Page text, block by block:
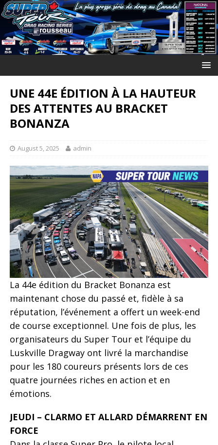
UNE 44E ÉDITION À LA HAUTEUR
DES ATTENTES AU BRACKET
BONANZA
August 5, 2025 admin
La 44e édition du Bracket Bonanza est
maintenant chose du passé et, fidèle à sa
réputation, l’événement a offert un week-end
de course exceptionnel. Une fois de plus, les
organisateurs du Super Tour et l’équipe du
Luskville Dragway ont livré la marchandise
pour les 180 coureurs présents lors de ces
quatre journées riches en action et en
émotions.
JEUDI – CLARMO ET ALLARD DÉMARRENT EN
FORCE